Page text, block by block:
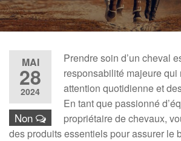
MAI
28
2024
Non
Prendre soin d’un cheval
responsabilité majeure qui
attention quotidienne et
En tant que passionné
propriétaire de chevaux,
des produits essentiels pour assurer le